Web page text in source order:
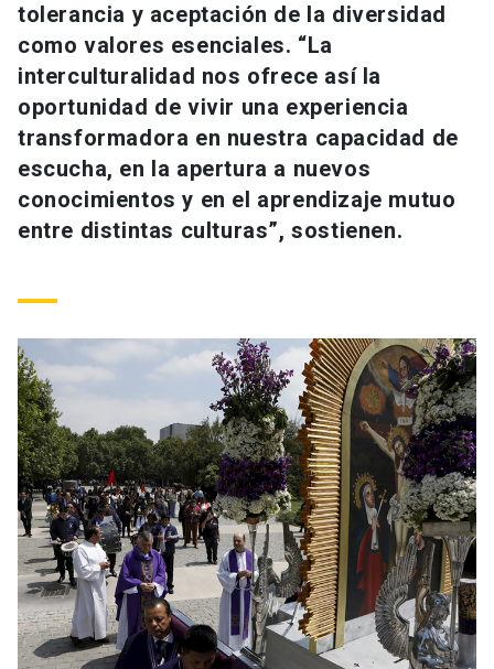
Padres y familia
Vecinos
Mi Portal UC launch
Medios Biblioteca launch
Donaciones launch
tolerancia y aceptación de la diversidad
como valores esenciales. “La
interculturalidad nos ofrece así la
oportunidad de vivir una experiencia
transformadora en nuestra capacidad de
escucha, en la apertura a nuevos
conocimientos y en el aprendizaje mutuo
entre distintas culturas”, sostienen.